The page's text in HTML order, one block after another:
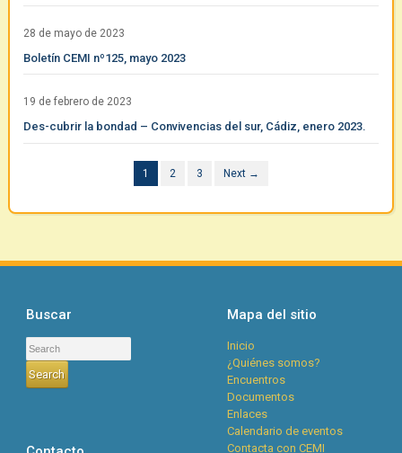
28 de mayo de 2023
Boletín CEMI nº125, mayo 2023
19 de febrero de 2023
Des-cubrir la bondad – Convivencias del sur, Cádiz, enero 2023.
1 2 3 Next →
Buscar Mapa del sitio
Inicio
¿Quiénes somos?
Encuentros
Documentos
Enlaces
Calendario de eventos
Contacta con CEMI